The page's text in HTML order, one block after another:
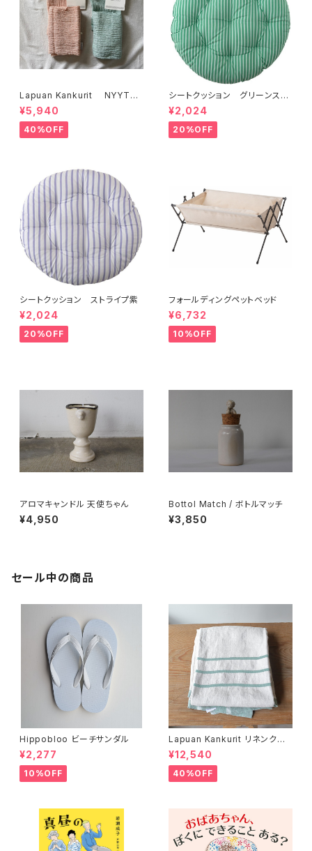
Lapuan Kankurit NYYTTI
バスタオル
¥5,940
40%OFF
シートクッション グリーンスト
ライプ
¥2,024
20%OFF
シートクッション ストライプ紫
¥2,024
20%OFF
フォールディングペットベッド
¥6,732
10%OFF
アロマキャンドル 天使ちゃん
¥4,950
Bottol Match / ボトルマッチ
¥3,850
セール中の商品
Hippobloo ビーチサンダル
¥2,277
10%OFF
Lapuan Kankurit リネンクロ
ス
¥12,540
40%OFF